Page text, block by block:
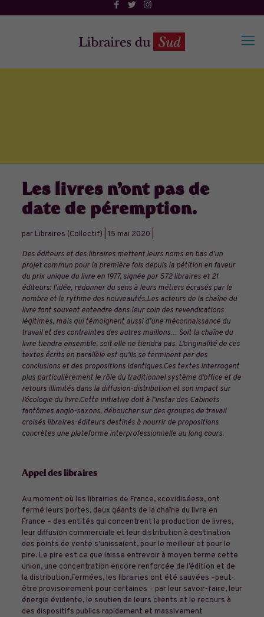
Les livres n’ont pas de
date de péremption.
par Libraires (Collectif) 15 mai 2020
Des éditeurs et des libraires mettent leurs noms en bas d’un
projet commun pour la première fois depuis la pétition en faveur
du prix unique du livre en 1977, signée par 572 libraires et 21
éditeurs: l’idée, redonner du sens à leurs métiers écrasés par le
nombre et le rythme des nouveautés.Les acteurs de la chaîne du
livre font souvent entendre dans leur coin des revendications
légitimes, mais qui témoignent aussi d’une méconnaissance du
travail et des contraintes des autres maillons… Soit la chaîne du
livre tiendra ensemble, soit elle ne tiendra pas. L’originalité de ces
textes écrits en parallèle est qu’ils se terminent par des
conclusions et des propositions identiques.Ces textes interrogent
plus particulièrement le rôle du traditionnel système d’office et de
retours illimités dans la diffusion-distribution et son impact sur
l’écologie du livre.Cette initiative doit à l’instar des Cabinets
fantômes anglo-saxons, déboucher sur des groupes de travail
croisés libraires-éditeurs destinés à nourrir de propositions
concrètes une plateforme interprofessionnelle au long cours.
Appel des libraires
Au moment où les librairies de France, «covidisées», ont
fermé leurs portes, deux géants de la chaîne du livre en
France – des entités qui concentrent la production de livres,
leur diffusion commerciale et leur distribution à destination
des points de vente s’unissaient, pour le meilleur et pour le
pire. Le pire est ce que laisse entrevoir à moyen terme cette
union, une concentration encore renforcée de l’édition et de
la distribution.Fermées, les librairies ont été sauvées –peut-
être provisoirement pour certaines – par leur savoir-faire, leur
énergie évidente, le soutien de leurs clients et le recours à
des dispositifs publics rapidement et massivement